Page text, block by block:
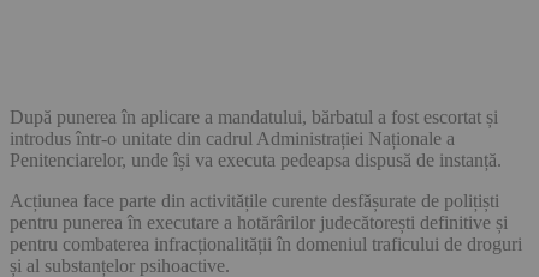
După punerea în aplicare a mandatului, bărbatul a fost escortat și
introdus într-o unitate din cadrul Administrației Naționale a
Penitenciarelor, unde își va executa pedeapsa dispusă de instanță.
Acțiunea face parte din activitățile curente desfășurate de polițiști
pentru punerea în executare a hotărârilor judecătorești definitive și
pentru combaterea infracționalității în domeniul traficului de droguri
și al substanțelor psihoactive.